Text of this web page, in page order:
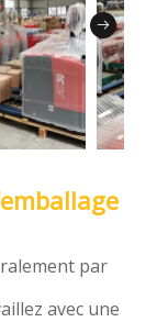
par
avec une